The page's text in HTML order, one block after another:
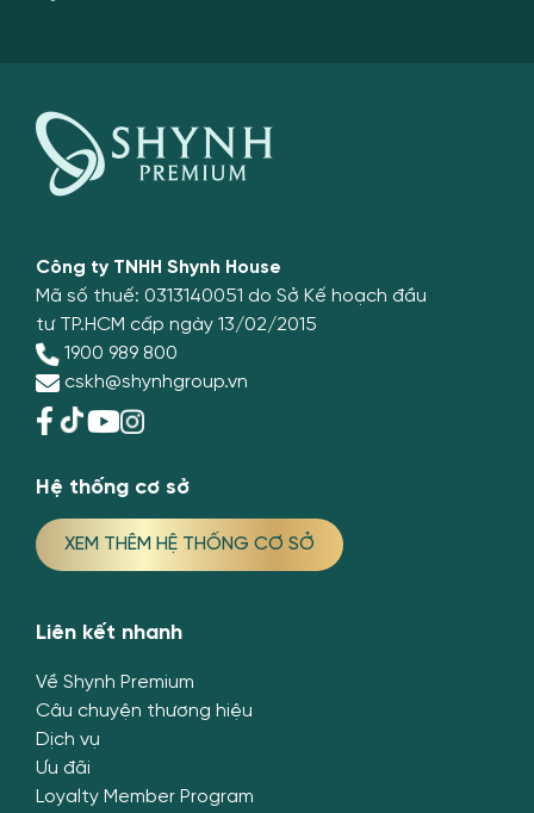
Công ty TNHH Shynh House
Mã số thuế: 0313140051 do Sở Kế hoạch đầu
tư TP.HCM cấp ngày 13/02/2015
1900 989 800
cskh@shynhgroup.vn
Hệ thống cơ sở
XEM THÊM HỆ THỐNG CƠ SỞ
Liên kết nhanh
Về Shynh Premium
Câu chuyện thương hiệu
Dịch vụ
Ưu đãi
Loyalty Member Program